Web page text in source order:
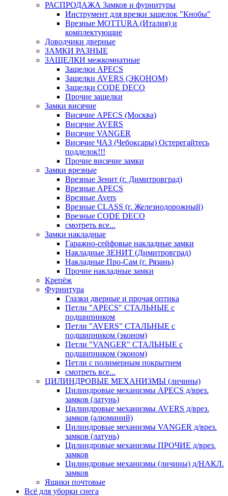
РАСПРОДАЖА Замков и фурнитуры
Инструмент для врезки защелок "Кнобы"
Врезные MOTTURA (Италия) и
комплектующие
Доводчики дверные
ЗАМКИ РАЗНЫЕ
ЗАЩЕЛКИ межкомнатные
Защелки APECS
Защелки AVERS (ЭКОНОМ)
Защелки CODE DECO
Прочие защелки
Замки висячие
Висячие APECS (Москва)
Висячие AVERS
Висячие VANGER
Висячие ЧАЗ (Чебоксары) Остерегайтесь
подделок!!!
Прочие висячие замки
Замки врезные
Врезные Зенит (г. Димитровград)
Врезные APECS
Врезные Avers
Врезные CLASS (г. Железнодорожный)
Врезные CODE DECO
смотреть все...
Замки накладные
Гаражно-сейфовые накладные замки
Накладные ЗЕНИТ (Димитровград)
Накладные Про-Сам (г. Рязань)
Прочие накладные замки
Крепёж
Фурнитура
Глазки дверные и прочая оптика
Петли "APECS" СТАЛЬНЫЕ с
подшипником
Петли "AVERS" СТАЛЬНЫЕ с
подшипником (эконом)
Петли "VANGER" СТАЛЬНЫЕ с
подшипником (эконом)
Петли с полимерным покрытием
смотреть все...
ЦИЛИНДРОВЫЕ МЕХАНИЗМЫ (личины)
Цилиндровые механизмы APECS д/врез.
замков (латунь)
Цилиндровые механизмы AVERS д/врез.
замков (алюминий)
Цилиндровые механизмы VANGER д/врез.
замков (латунь)
Цилиндровые механизмы ПРОЧИЕ д/врез.
замков
Цилиндровые механизмы (личины) д/НАКЛ.
замков
Ящики почтовые
Всё для уборки снега